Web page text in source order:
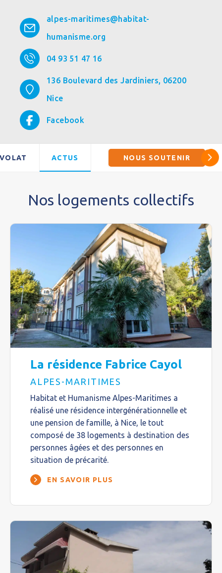
alpes-maritimes@habitat-
humanisme.org
04 93 51 47 16
136 Boulevard des Jardiniers, 06200
Nice
Facebook
ACTUS NOUS SOUTENIR
Nos logements collectifs
La résidence Fabrice Cayol
ALPES-MARITIMES
Habitat et Humanisme Alpes-Maritimes a
réalisé une résidence intergénérationnelle et
une pension de famille, à Nice, le tout
composé de 38 logements à destination des
personnes âgées et des personnes en
situation de précarité.
EN SAVOIR PLUS